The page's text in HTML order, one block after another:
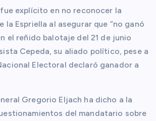
explícito en no reconocer la
la Espriella al asegurar que “no ganó
el reñido balotaje del 21 de junio
Cepeda, su aliado político, pese a
Electoral declaró ganador a
Gregorio Eljach ha dicho a la
del mandatario sobre